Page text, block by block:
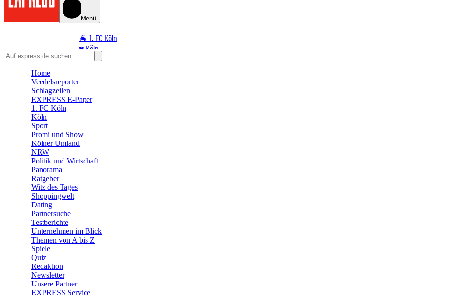
Menü
🐐 1. FC Köln
♥️ Köln
⭐ Promi
🛒 Shoppingwelt
🧩 Spiele
Home
Veedelsreporter
Schlagzeilen
EXPRESS E-Paper
1. FC Köln
Köln
Sport
Promi und Show
Kölner Umland
NRW
Politik und Wirtschaft
Panorama
Ratgeber
Witz des Tages
Shoppingwelt
Dating
Partnersuche
Testberichte
Unternehmen im Blick
Themen von A bis Z
Spiele
Quiz
Redaktion
Newsletter
Unsere Partner
EXPRESS Service